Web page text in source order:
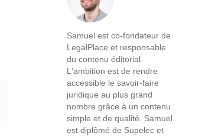
Samuel est co-fondateur de
LegalPlace et responsable
du contenu éditorial.
L'ambition est de rendre
accessible le savoir-faire
juridique au plus grand
nombre grâce à un contenu
simple et de qualité. Samuel
est diplômé de Supelec et